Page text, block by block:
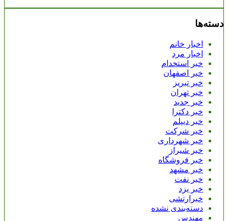
دسته‌ها
اخبار خانم
اخبار مرد
خبر استخدام
خبر اصفهان
خبر تبریز
خبر تهران
خبر جدید
خبر دکترا
خبر دیپلم
خبر شرکت
خبر شهرداری
خبر شیراز
خبر فروشگاه
خبر مشهد
خبر نفت
خبر یزد
خبرارتشی
دسته‌بندی نشده
مهندس